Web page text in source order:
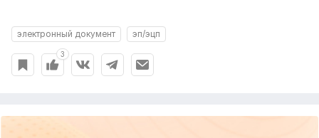
электронный документ эп/эцп
3